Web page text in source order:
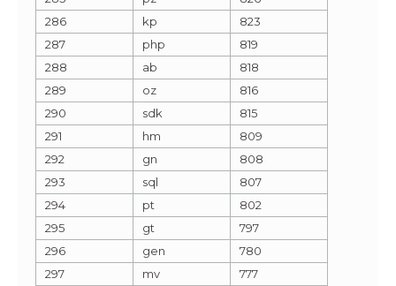
286
kp
823
287
php
819
288
ab
818
289
oz
816
290
sdk
815
291
hm
809
292
gn
808
293
sql
807
294
pt
802
295
gt
797
296
gen
780
297
mv 777